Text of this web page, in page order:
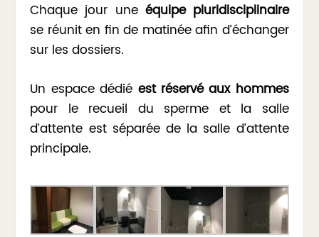
Chaque jour une équipe pluridisciplinaire
se réunit en fin de matinée afin d’échanger
sur les dossiers.
Un espace dédié est réservé aux hommes
pour le recueil du sperme et la salle
d’attente est séparée de la salle d’attente
principale.